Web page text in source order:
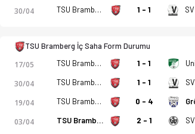
TSU Bramberg - UFV Thalgau 4-3 bitti. Gol
30/04 TSU Bramberg 1 - 1
TSU Bramberg İç Saha Form Durumu
17/05 TSU Bramberg 1 - 1
30/04 TSU Bramberg 1 - 1
19/04 TSU Bramberg 0 - 4
03/04 TSU Bramberg 2 - 1